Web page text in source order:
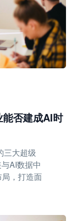
否建成AI时
三大超级
AI数据中
，打造面